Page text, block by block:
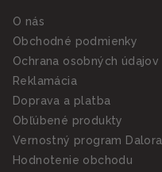
O nás
Obchodné podmienky
Ochrana osobných údajov
Reklamácia
Doprava a platba
Obľúbené produkty
Vernostný program Dalora
Hodnotenie obchodu